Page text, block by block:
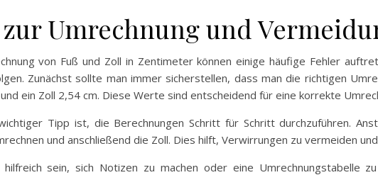
Umrechnung und
von Fuß und Zoll in Zentimeter können einige häufige Fehler
Zunächst sollte man immer sicherstellen, dass man die richtigen
ein Zoll 2,54 cm. Diese Werte sind entscheidend für eine korrekte
Tipp ist, die Berechnungen Schritt für Schritt durchzuführen.
und anschließend die Zoll. Dies hilft, Verwirrungen zu vermeiden
hilfreich sein, sich Notizen zu machen oder eine